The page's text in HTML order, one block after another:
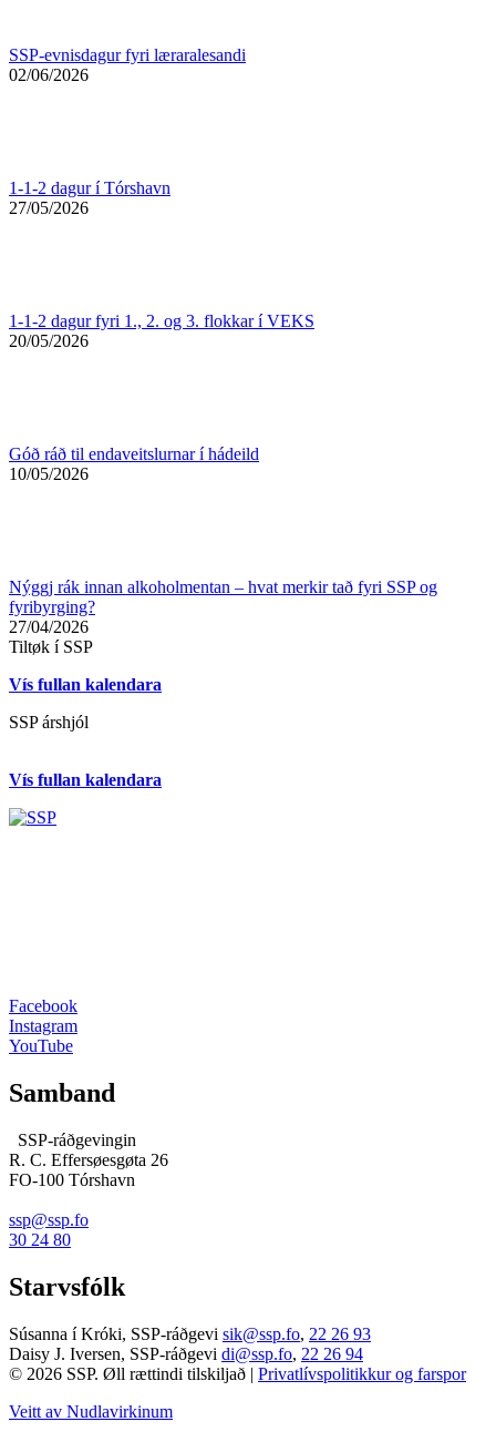
SSP-evnisdagur fyri læraralesandi
02/06/2026
1-1-2 dagur í Tórshavn
27/05/2026
1-1-2 dagur fyri 1., 2. og 3. flokkar í VEKS
20/05/2026
Góð ráð til endaveitslurnar í hádeild
10/05/2026
Nýggj rák innan alkoholmentan – hvat merkir tað fyri SSP og
fyribyrging?
27/04/2026
Tiltøk í SSP
Vís fullan kalendara
SSP árshjól
Vís fullan kalendara
Facebook
Instagram
YouTube
Samband
SSP-ráðgevingin
R. C. Effersøesgøta 26
FO-100 Tórshavn
ssp@ssp.fo
30 24 80
Starvsfólk
Súsanna í Króki, SSP-ráðgevi sik@ssp.fo, 22 26 93
Daisy J. Iversen, SSP-ráðgevi di@ssp.fo, 22 26 94
© 2026 SSP. Øll rættindi tilskiljað | Privatlívspolitikkur og farspor
Veitt av Nudlavirkinum